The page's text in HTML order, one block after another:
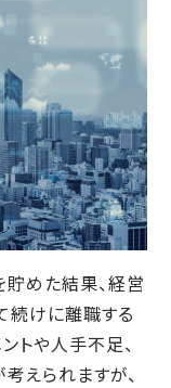
めた結果、経営
続けに離職する
トや人手不足、
えられますが、